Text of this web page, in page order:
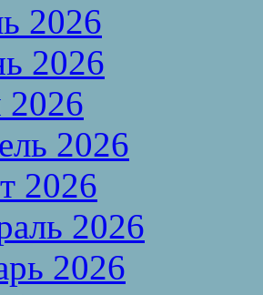
2026
2026
2026
2026
2026
2026